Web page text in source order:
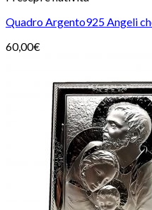
Quadro Argento925 Angeli
60,00€